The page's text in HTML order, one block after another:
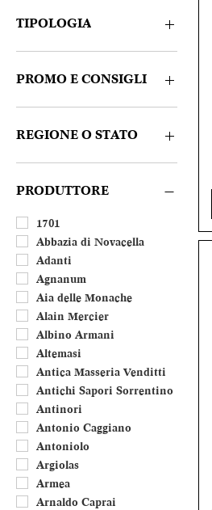
TIPOLOGIA
Bianco
Rosso
Rosè
Amaro e Liquore
Dolce
Porto
PROMO E CONSIGLI
CONSIGLIATE DA NOI
REGIONE O STATO
Abruzzo
Basilicata
Campania
Emilia Romagna
Friuli Venezia Giulia
Lazio
Liguria
Lombardia
Marche
Molise
Piemonte
Puglia
Sardegna
Sicilia
Toscana
Trentino Alto Adige
Umbria
Valle d'Aosta
PRODUTTORE
1701
Abbazia di Novacella
Adanti
Agnanum
Aia delle Monache
Alain Mercier
Albino Armani
Altemasi
Antica Masseria Venditti
Antichi Sapori Sorrentino
Antinori
Antonio Caggiano
Antoniolo
Argiolas
Armea
Arnaldo Caprai